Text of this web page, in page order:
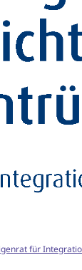
für